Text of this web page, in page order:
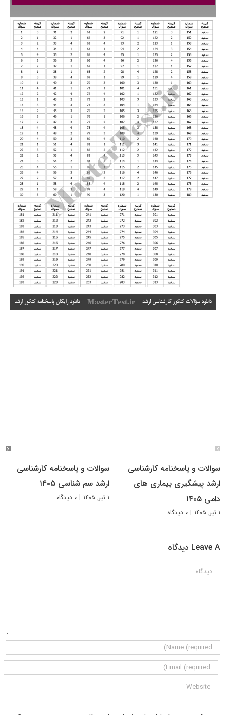
سوالات و پاسخنامه کارشناسی
ارشد پیشگیری بیماری های
دامی ۱۴۰۵
۱ تیر, ۱۴۰۵ | ۰ دیدگاه
سوالات و پاسخنامه کارشناسی
ارشد سم شناسی ۱۴۰۵
۱ تیر, ۱۴۰۵ | ۰ دیدگاه
Leave A دیدگاه
دیدگاه